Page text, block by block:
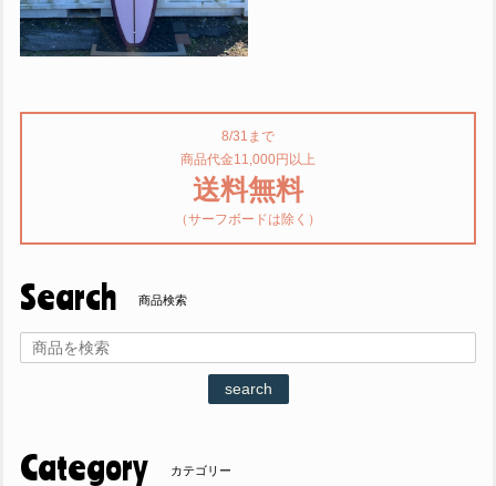
8/31まで
商品代金11,000円以上
送料無料
（サーフボードは除く）
Search 商品検索
search
Category カテゴリー